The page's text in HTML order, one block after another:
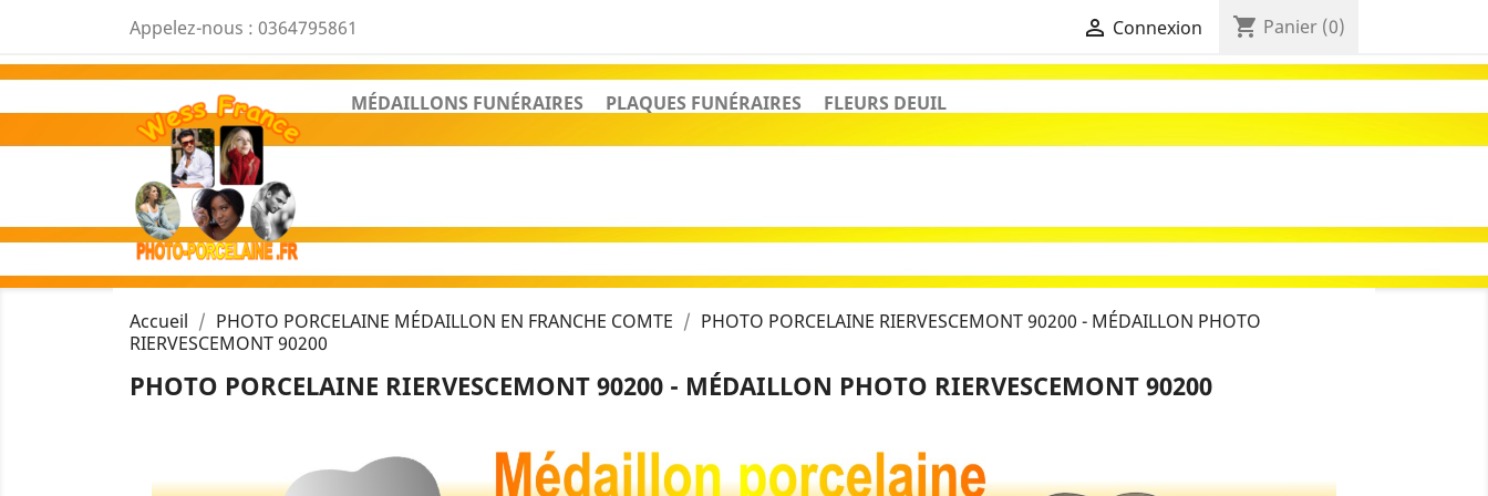
Appelez-nous : 0364795861  Connexion shopping_cart Panier (0)
MÉDAILLONS FUNÉRAIRES PLAQUES FUNÉRAIRES FLEURS DEUIL
Accueil PHOTO PORCELAINE MÉDAILLON EN FRANCHE COMTE
PHOTO PORCELAINE RIERVESCEMONT 90200 - MÉDAILLON PHOTO
RIERVESCEMONT 90200
PHOTO PORCELAINE RIERVESCEMONT 90200 - MÉDAILLON PHOTO RIERVESCEMONT 90200